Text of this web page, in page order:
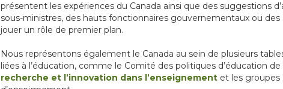
présentent les expériences du Canada ainsi que des suggestions
sous-ministres, des hauts fonctionnaires gouvernementaux ou
jouer un rôle de premier plan.
Nous représentons également le Canada au sein de plusieurs
liées à l’éducation, comme le Comité des politiques d’éducation de
recherche et l’innovation dans l’enseignement et les